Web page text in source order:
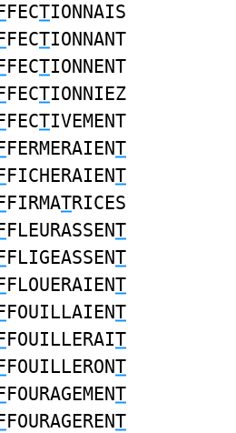
FECTIONNAIS
FECTIONNANT
FECTIONNENT
FECTIONNIEZ
FECTIVEMENT
FERMERAIENT
FICHERAIENT
FIRMATRICES
FLEURASSENT
FLIGEASSENT
FLOUERAIENT
FOUILLAIENT
FOUILLERAIT
FOUILLERONT
FOURAGEMENT
FOURAGERENT